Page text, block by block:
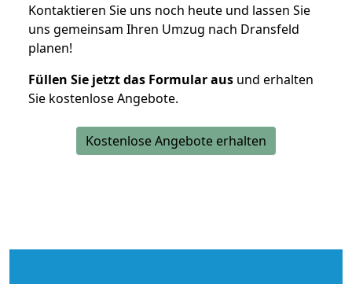
Kontaktieren Sie uns noch heute und lassen Sie
uns gemeinsam Ihren Umzug nach Dransfeld
planen!
Füllen Sie jetzt das Formular aus und erhalten
Sie kostenlose Angebote.
Kostenlose Angebote erhalten